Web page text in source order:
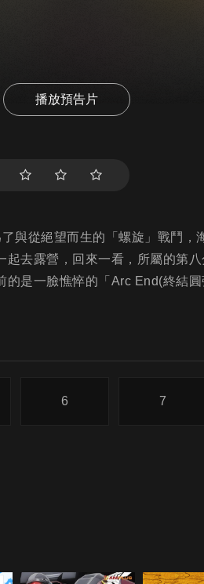
播放預告片
與從絕望而生的「螺旋」戰鬥
起去露營，回來一看，所屬的第
的是一臉憔悴的「Arc End(終結
6 7